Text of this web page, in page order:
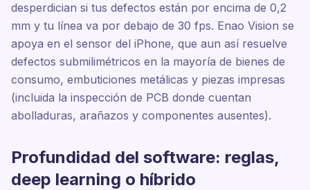
desperdician si tus defectos están por encima de 0,2
mm y tu línea va por debajo de 30 fps. Enao Vision se
apoya en el sensor del iPhone, que aun así resuelve
defectos submilimétricos en la mayoría de bienes de
consumo, embuticiones metálicas y piezas impresas
(incluida la inspección de PCB donde cuentan
abolladuras, arañazos y componentes ausentes).
Profundidad del software: reglas,
deep learning o híbrido